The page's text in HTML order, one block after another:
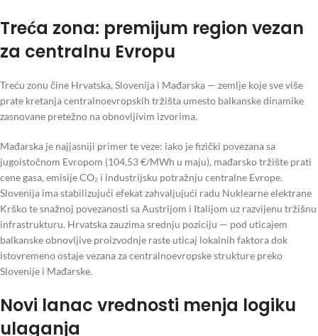
Treća zona: premijum region vezan
za centralnu Evropu
Treću zonu čine Hrvatska, Slovenija i Mađarska — zemlje koje sve više
prate kretanja centralnoevropskih tržišta umesto balkanske dinamike
zasnovane pretežno na obnovljivim izvorima.
Mađarska je najjasniji primer te veze: iako je fizički povezana sa
jugoistočnom Evropom (104,53 €/MWh u maju), mađarsko tržište prati
cene gasa, emisije CO₂ i industrijsku potražnju centralne Evrope.
Slovenija ima stabilizujući efekat zahvaljujući radu Nuklearne elektrane
Krško te snažnoj povezanosti sa Austrijom i Italijom uz razvijenu tržišnu
infrastrukturu. Hrvatska zauzima srednju poziciju — pod uticajem
balkanske obnovljive proizvodnje raste uticaj lokalnih faktora dok
istovremeno ostaje vezana za centralnoevropske strukture preko
Slovenije i Mađarske.
Novi lanac vrednosti menja logiku
ulaganja